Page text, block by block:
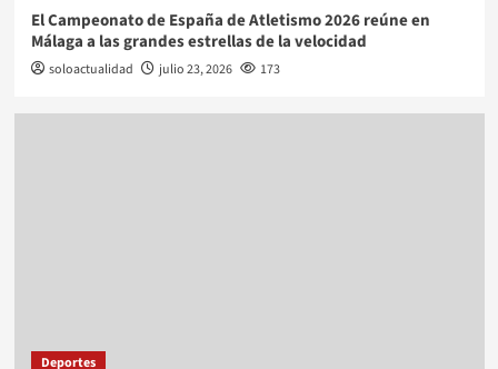
El Campeonato de España de Atletismo 2026 reúne en
Málaga a las grandes estrellas de la velocidad
soloactualidad julio 23, 2026 173
Deportes